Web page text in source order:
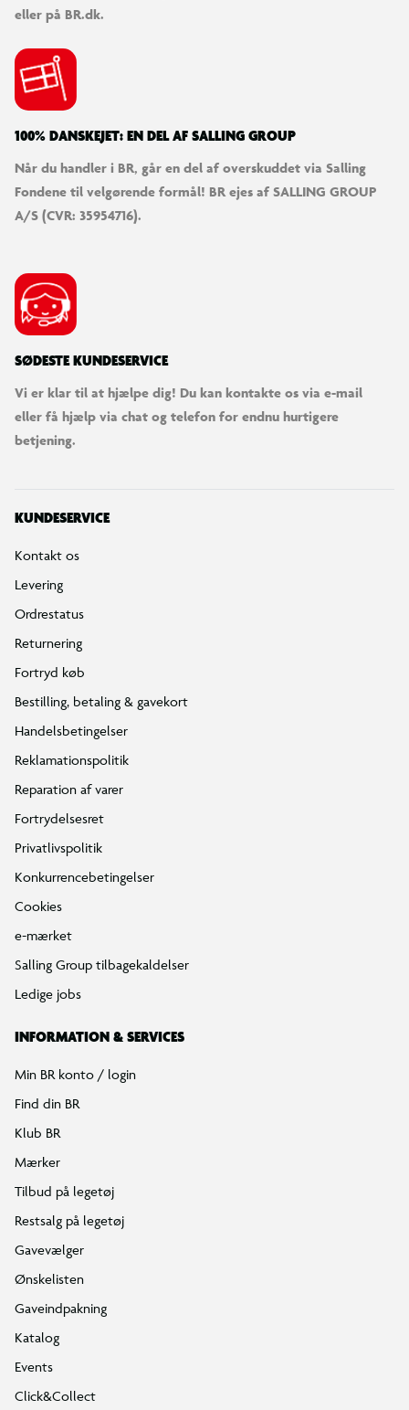
eller på BR.dk.
100% DANSKEJET: EN DEL AF SALLING GROUP
Når du handler i BR, går en del af overskuddet via Salling
Fondene til velgørende formål! BR ejes af SALLING GROUP
A/S (CVR: 35954716).
SØDESTE KUNDESERVICE
Vi er klar til at hjælpe dig! Du kan kontakte os via e-mail
eller få hjælp via chat og telefon for endnu hurtigere
betjening.
KUNDESERVICE
Kontakt os
Levering
Ordrestatus
Returnering
Fortryd køb
Bestilling, betaling & gavekort
Handelsbetingelser
Reklamationspolitik
Reparation af varer
Fortrydelsesret
Privatlivspolitik
Konkurrencebetingelser
Cookies
e-mærket
Salling Group tilbagekaldelser
Ledige jobs
INFORMATION & SERVICES
Min BR konto / login
Find din BR
Klub BR
Mærker
Tilbud på legetøj
Restsalg på legetøj
Gavevælger
Ønskelisten
Gaveindpakning
Katalog
Events
Click&Collect